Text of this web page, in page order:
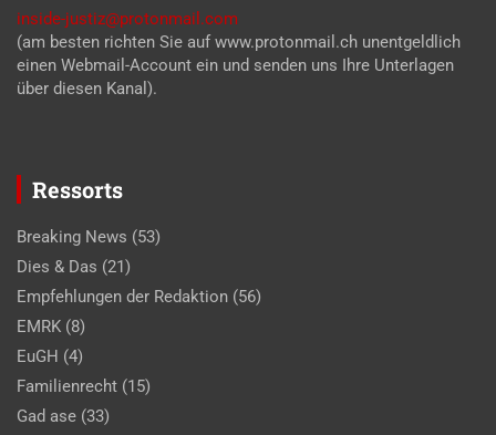
inside-justiz@protonmail.com
(am besten richten Sie auf www.protonmail.ch unentgeldlich
einen Webmail-Account ein und senden uns Ihre Unterlagen
über diesen Kanal).
Ressorts
Breaking News (53)
Dies & Das (21)
Empfehlungen der Redaktion (56)
EMRK (8)
EuGH (4)
Familienrecht (15)
Gad ase (33)